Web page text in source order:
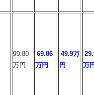
99.80
万円
69.86
万円
49.9万
円
万